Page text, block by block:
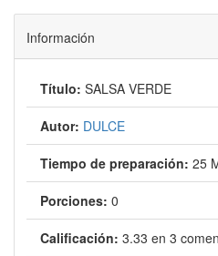
Información
Título: SALSA VERDE
Autor: DULCE
Tiempo de preparación: 25
Porciones: 0
Calificación: 3.33 en 3